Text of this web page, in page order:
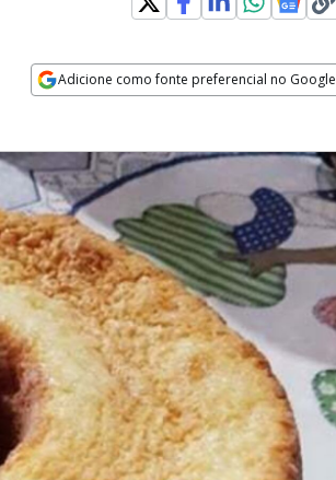
Adicione como fonte preferencial no Google